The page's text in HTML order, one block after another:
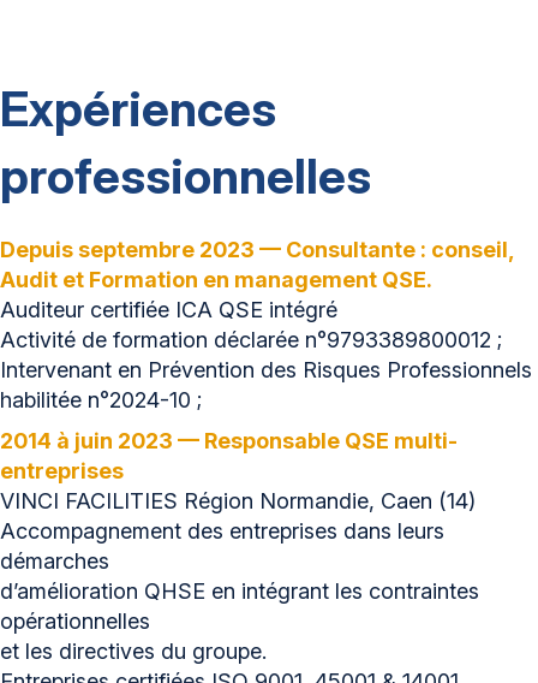
Expériences
professionnelles
Depuis septembre 2023 — Consultante : conseil,
Audit et Formation en management QSE.
Auditeur certifiée ICA QSE intégré
Activité de formation déclarée n°9793389800012 ;
Intervenant en Prévention des Risques Professionnels
habilitée n°2024-10 ;
2014 à juin 2023 — Responsable QSE multi-
entreprises
VINCI FACILITIES Région Normandie, Caen (14)
Accompagnement des entreprises dans leurs
démarches
d’amélioration QHSE en intégrant les contraintes
opérationnelles
et les directives du groupe.